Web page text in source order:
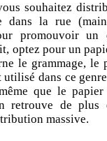
souhaitez
dans la rue
promouvoir un
optez pour un
le grammage, le
utilisé dans ce
que le
retrouve de plus
massive.